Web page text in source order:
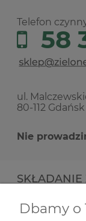
Telefon
58
ul.
80-112 Gdańsk
Nie
Dbamy o